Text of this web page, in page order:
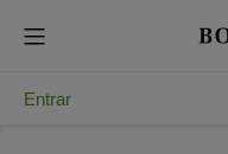
Entrar